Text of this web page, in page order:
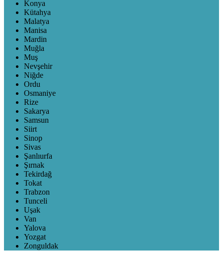
Konya
Kütahya
Malatya
Manisa
Mardin
Muğla
Muş
Nevşehir
Niğde
Ordu
Osmaniye
Rize
Sakarya
Samsun
Siirt
Sinop
Sivas
Şanlıurfa
Şırnak
Tekirdağ
Tokat
Trabzon
Tunceli
Uşak
Van
Yalova
Yozgat
Zonguldak